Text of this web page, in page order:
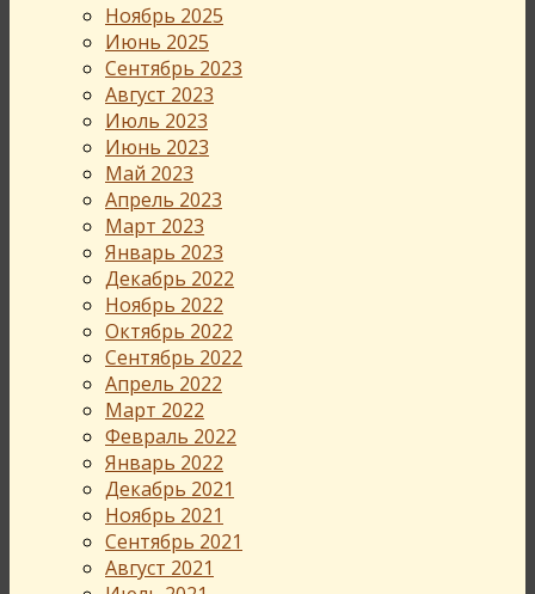
Ноябрь 2025
Июнь 2025
Сентябрь 2023
Август 2023
Июль 2023
Июнь 2023
Май 2023
Апрель 2023
Март 2023
Январь 2023
Декабрь 2022
Ноябрь 2022
Октябрь 2022
Сентябрь 2022
Апрель 2022
Март 2022
Февраль 2022
Январь 2022
Декабрь 2021
Ноябрь 2021
Сентябрь 2021
Август 2021